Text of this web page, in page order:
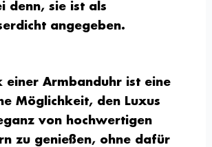
denn, sie ist als
angegeben.
einer Armbanduhr ist eine
Möglichkeit, den Luxus
von hochwertigen
zu genießen, ohne dafür